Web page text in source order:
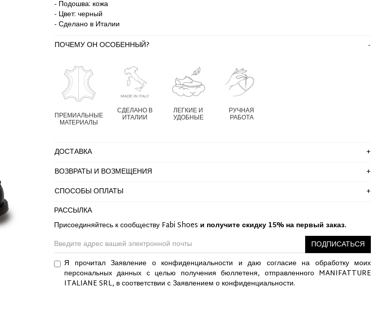
- Подошва: кожа
- Цвет: черный
- Сделано в Италии
ПОЧЕМУ ОН ОСОБЕННЫЙ?
ПРЕМИАЛЬНЫЕ
МАТЕРИАЛЫ
СДЕЛАНО В
ИТАЛИИ
ЛЕГКИЕ И
УДОБНЫЕ
РУЧНАЯ
РАБОТА
ДОСТАВКА
ВОЗВРАТЫ И ВОЗМЕЩЕНИЯ
СПОСОБЫ ОПЛАТЫ
РАССЫЛКА
Присоединяйтесь к сообществу Fabi Shoes и получите скидку 15% на первый заказ.
ПОДПИСАТЬСЯ
Я прочитал Заявление о конфиденциальности и даю согласие на обработку моих
персональных данных с целью получения бюллетеня, отправленного MANIFATTURE
ITALIANE SRL, в соответствии с Заявлением о конфиденциальности.